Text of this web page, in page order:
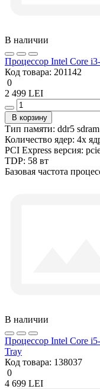
В наличии
Процессор Intel Core
Код товара: 201142
0
2 499 LEI
В корзину
Тип памяти: ddr5 sdram
Количество ядер: 4x
PCI Express версия:
TDP: 58 вт
Базовая частота
В наличии
Процессор Intel Core
Tray
Код товара: 138037
0
4 699 LEI